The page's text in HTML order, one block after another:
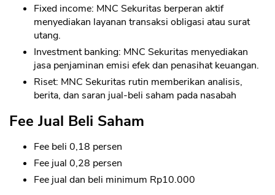
Fixed income: MNC Sekuritas berperan aktif
menyediakan layanan transaksi obligasi atau surat
utang.
Investment banking: MNC Sekuritas menyediakan
jasa penjaminan emisi efek dan penasihat keuangan.
Riset: MNC Sekuritas rutin memberikan analisis,
berita, dan saran jual-beli saham pada nasabah
Fee Jual Beli Saham
Fee beli 0,18 persen
Fee jual 0,28 persen
Fee jual dan beli minimum Rp10.000